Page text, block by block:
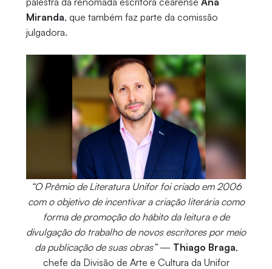
Miranda, que também faz parte da comissão
julgadora.
“O Prêmio de Literatura Unifor foi criado em 2006
com o objetivo de incentivar a criação literária como
forma de promoção do hábito da leitura e de
divulgação do trabalho de novos escritores por meio
da publicação de suas obras”— Thiago Braga,
chefe da Divisão de Arte e Cultura da Unifor